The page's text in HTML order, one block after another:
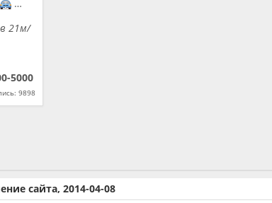
21м/
5000
9898
сайта, 2014-04-08